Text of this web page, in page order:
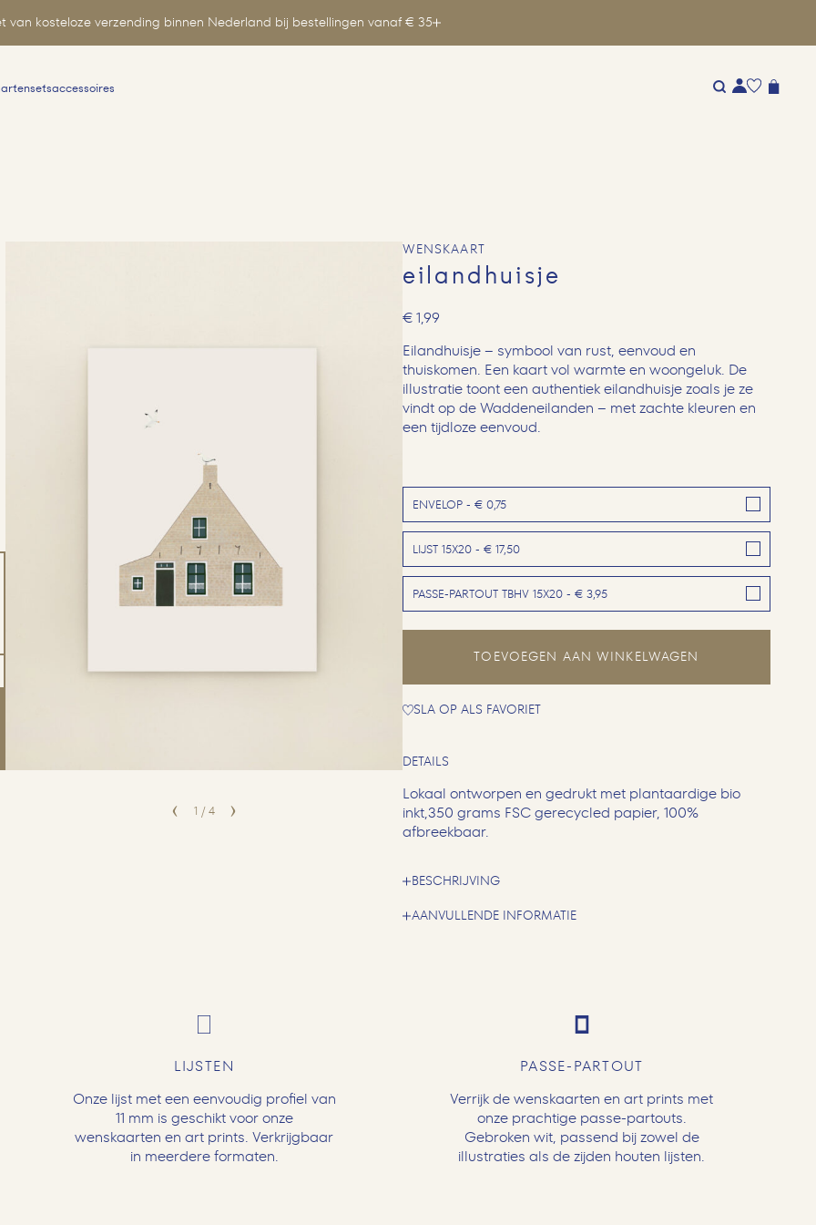
van kosteloze verzending binnen Nederland bij bestellingen vanaf € 35
accessoires
1 / 4
WENSKAART
eilandhuisje
€1,99
Eilandhuisje – symbool van rust, eenvoud en
thuiskomen. Een kaart vol warmte en woongeluk. De
illustratie toont een authentiek eilandhuisje zoals je ze
vindt op de Waddeneilanden – met zachte kleuren en
een tijdloze eenvoud.
ENVELOP - € 0,75
LIJST 15X20 - € 17,50
PASSE-PARTOUT TBHV 15X20 - € 3,95
TOEVOEGEN AAN WINKELWAGEN
SLA OP ALS FAVORIET
DETAILS
Lokaal ontworpen en gedrukt met plantaardige bio
inkt,350 grams FSC gerecycled papier, 100%
afbreekbaar.
BESCHRIJVING
AANVULLENDE INFORMATIE
LIJSTEN
Onze lijst met een eenvoudig profiel van
11 mm is geschikt voor onze
wenskaarten en art prints. Verkrijgbaar
in meerdere formaten.
PASSE-PARTOUT
Verrijk de wenskaarten en art prints met
onze prachtige passe-partouts.
Gebroken wit, passend bij zowel de
illustraties als de zijden houten lijsten.